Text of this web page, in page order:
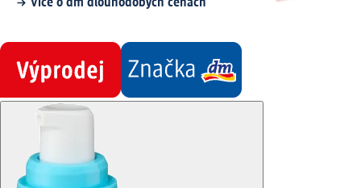
Více o dm dlouhodobých cenách